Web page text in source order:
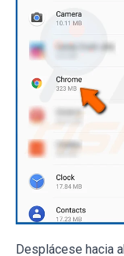
Desplácese hacia